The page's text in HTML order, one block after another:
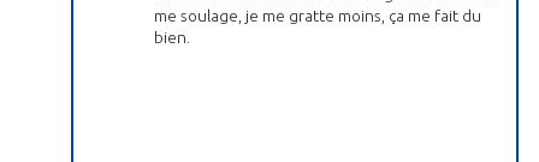
me soulage, je me gratte moins, ça me fait du
bien.